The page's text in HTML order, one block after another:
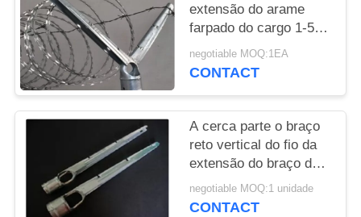
extensão do arame
farpado do cargo 1-5/8”
para o uso da parte
superior do trilho de
negotiable MOQ:1EA
CONTACT
A cerca parte o braço
reto vertical do fio da
extensão do braço do
fio de Barb para a
cerca do elo de
negotiable MOQ:1 unidade
CONTACT